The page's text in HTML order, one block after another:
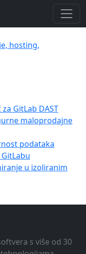
hosting,
GitLab DAST
maloprodajne
podataka
u izoliranim
s više od 30